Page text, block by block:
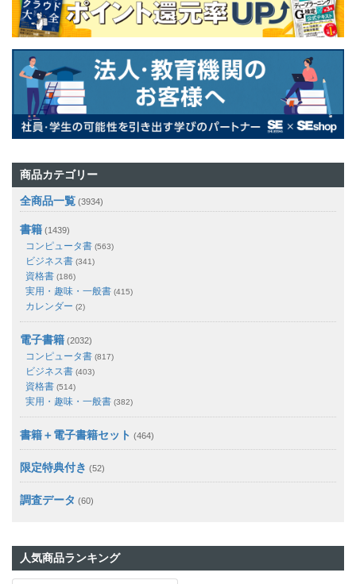
商品カテゴリー
全商品一覧 (3934)
書籍 (1439)
コンピュータ書 (563)
ビジネス書 (341)
資格書 (186)
実用・趣味・一般書 (415)
カレンダー (2)
電子書籍 (2032)
コンピュータ書 (817)
ビジネス書 (403)
資格書 (514)
実用・趣味・一般書 (382)
書籍＋電子書籍セット (464)
限定特典付き (52)
調査データ (60)
人気商品ランキング